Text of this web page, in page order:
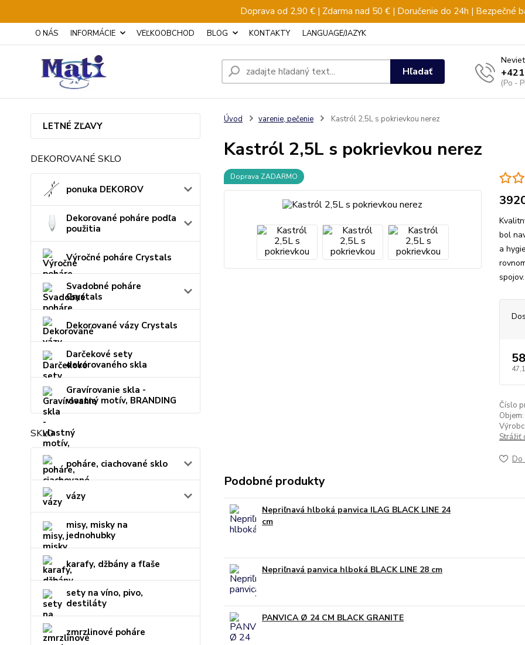
Doprava od 2,90 € | Zdarma nad 50 € | Doručenie do 24h | Bezpečné
O NÁS INFORMÁCIE VEĽKOOBCHOD BLOG KONTAKTY LANGUAGE/JAZYK
Hľadať
(Po -
LETNÉ ZĽAVY
DEKOROVANÉ SKLO
ponuka DEKOROV
Dekorované poháre podľa
použitia
Výročné poháre Crystals
Svadobné poháre
Crystals
Dekorované vázy Crystals
Darčekové sety
dekorovaného skla
Gravírovanie skla -
vlastný motív, BRANDING
SKLO
poháre, ciachované sklo
vázy
misy, misky na
jednohubky
karafy, džbány a fľaše
sety na víno, pivo,
destiláty
zmrzlinové poháre
Úvod varenie, pečenie Kastról 2,5L s pokrievkou nerez
Kastról 2,5L s pokrievkou nerez
Doprava ZADARMO
bol
a
Číslo
Objem:
Strážiť
Do
Podobné produkty
Nepriľnavá hlboká panvica ILAG BLACK LINE 24
cm
Nepriľnavá panvica hlboká BLACK LINE 28 cm
PANVICA Ø 24 CM BLACK GRANITE